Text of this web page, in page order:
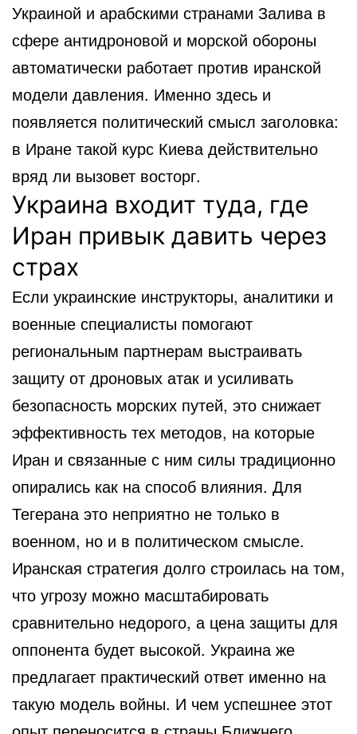
Украиной и арабскими странами Залива в
сфере антидроновой и морской обороны
автоматически работает против иранской
модели давления. Именно здесь и
появляется политический смысл заголовка:
в Иране такой курс Киева действительно
вряд ли вызовет восторг.
Украина входит туда, где
Иран привык давить через
страх
Если украинские инструкторы, аналитики и
военные специалисты помогают
региональным партнерам выстраивать
защиту от дроновых атак и усиливать
безопасность морских путей, это снижает
эффективность тех методов, на которые
Иран и связанные с ним силы традиционно
опирались как на способ влияния. Для
Тегерана это неприятно не только в
военном, но и в политическом смысле.
Иранская стратегия долго строилась на том,
что угрозу можно масштабировать
сравнительно недорого, а цена защиты для
оппонента будет высокой. Украина же
предлагает практический ответ именно на
такую модель войны. И чем успешнее этот